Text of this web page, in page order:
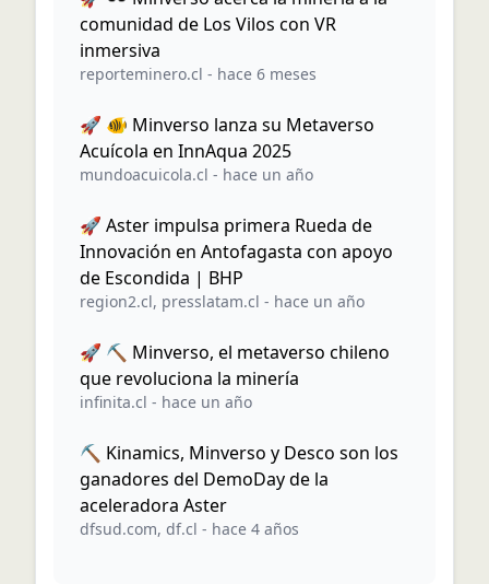
comunidad de Los Vilos con VR
inmersiva
reporteminero.cl - hace 6 meses
🚀 🐠 Minverso lanza su Metaverso
Acuícola en InnAqua 2025
mundoacuicola.cl - hace un año
🚀 Aster impulsa primera Rueda de
Innovación en Antofagasta con apoyo
de Escondida | BHP
region2.cl, presslatam.cl - hace un año
🚀 ⛏️ Minverso, el metaverso chileno
que revoluciona la minería
infinita.cl - hace un año
⛏️ Kinamics, Minverso y Desco son los
ganadores del DemoDay de la
aceleradora Aster
dfsud.com, df.cl - hace 4 años